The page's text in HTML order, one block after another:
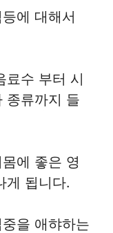
에 대해서
료수 부터 시
종류까지 들
에 좋은 영
게 됩니다.
을 애햐하는